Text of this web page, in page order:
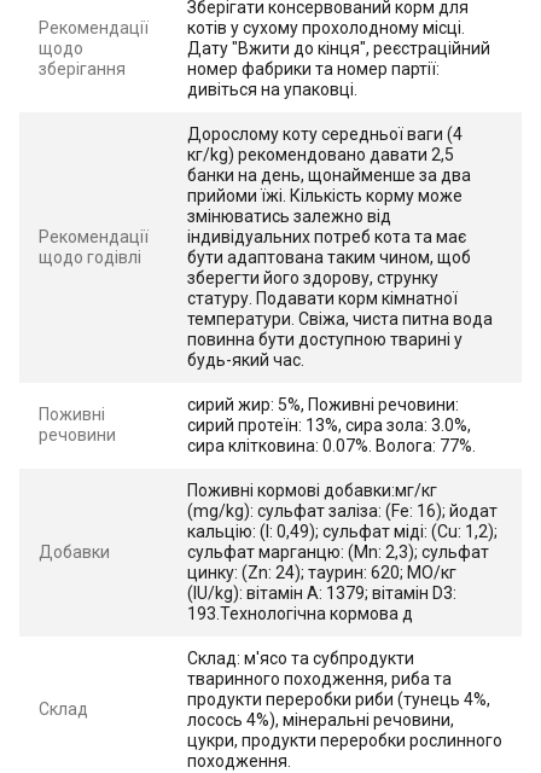
Рекомендації
щодо
зберігання
Зберігати консервований корм для
котів у сухому прохолодному місці.
Дату "Вжити до кінця", реєстраційний
номер фабрики та номер партії:
дивіться на упаковці.
Рекомендації
щодо годівлі
Дорослому коту середньої ваги (4
кг/kg) рекомендовано давати 2,5
банки на день, щонайменше за два
прийоми їжі. Кількість корму може
змінюватись залежно від
індивідуальних потреб кота та має
бути адаптована таким чином, щоб
зберегти його здорову, струнку
статуру. Подавати корм кімнатної
температури. Свіжа, чиста питна вода
повинна бути доступною тварині у
будь-який час.
Поживні
речовини
сирий жир: 5%, Поживні речовини:
сирий протеїн: 13%, сира зола: 3.0%,
сира клітковина: 0.07%. Волога: 77%.
Добавки
Поживні кормові добавки:мг/кг
(mg/kg): сульфат заліза: (Fe: 16); йодат
кальцію: (I: 0,49); сульфат міді: (Cu: 1,2);
сульфат марганцю: (Mn: 2,3); сульфат
цинку: (Zn: 24); таурин: 620; МО/кг
(IU/kg): вітамін А: 1379; вітамін D3:
193.Технологічна кормова д
Склад
Склад: м'ясо та субпродукти
тваринного походження, риба та
продукти переробки риби (тунець 4%,
лосось 4%), мінеральні речовини,
цукри, продукти переробки рослинного
походження.